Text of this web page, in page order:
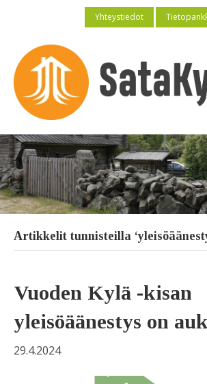
Yhteystiedot
Artikkelit tunnisteilla
Vuoden Kylä -kisan
yleisöäänestys on
29.4.2024